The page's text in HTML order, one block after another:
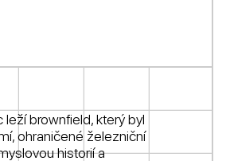
brownfield, který byl
ohraničené železniční
historií a